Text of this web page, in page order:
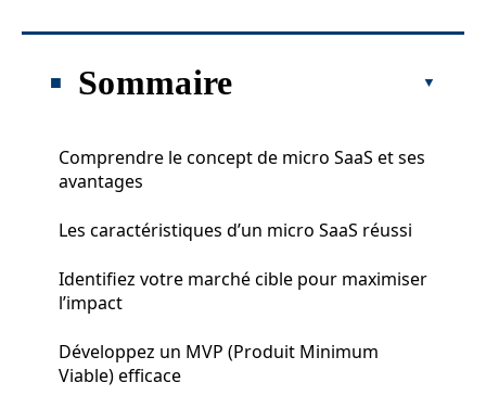
Sommaire
Comprendre le concept de micro SaaS et ses
avantages
Les caractéristiques d’un micro SaaS réussi
Identifiez votre marché cible pour maximiser
l’impact
Développez un MVP (Produit Minimum
Viable) efficace